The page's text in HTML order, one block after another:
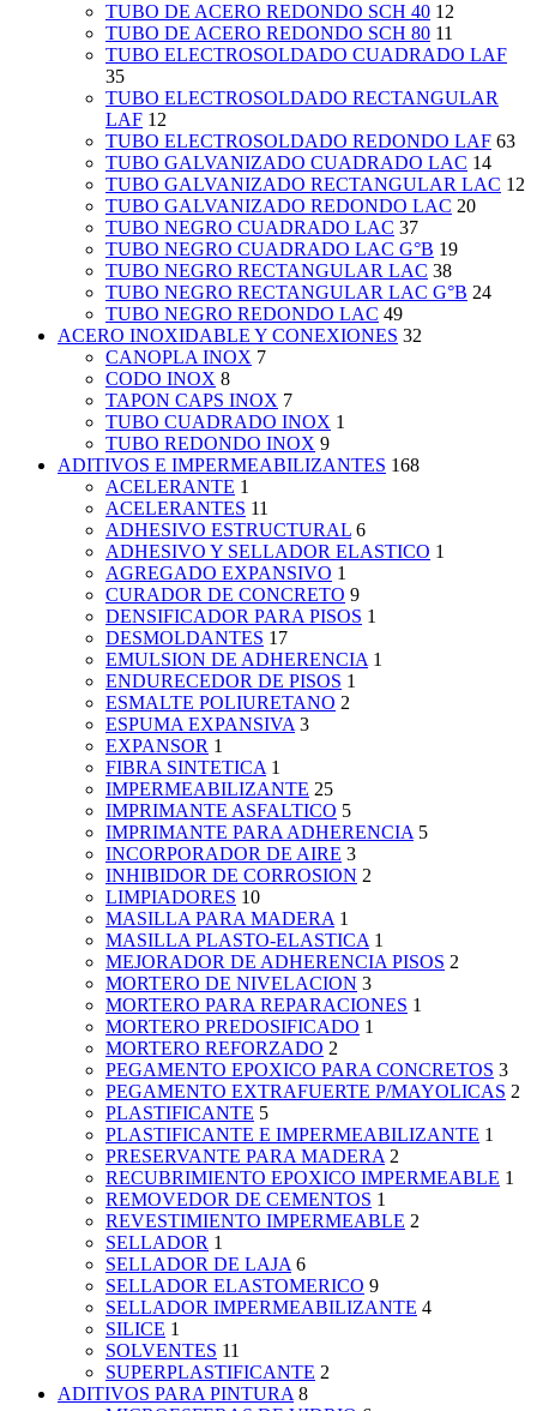
TUBO DE ACERO REDONDO SCH 40 12
TUBO DE ACERO REDONDO SCH 80 11
TUBO ELECTROSOLDADO CUADRADO LAF
35
TUBO ELECTROSOLDADO RECTANGULAR
LAF 12
TUBO ELECTROSOLDADO REDONDO LAF 63
TUBO GALVANIZADO CUADRADO LAC 14
TUBO GALVANIZADO RECTANGULAR LAC 12
TUBO GALVANIZADO REDONDO LAC 20
TUBO NEGRO CUADRADO LAC 37
TUBO NEGRO CUADRADO LAC G°B 19
TUBO NEGRO RECTANGULAR LAC 38
TUBO NEGRO RECTANGULAR LAC G°B 24
TUBO NEGRO REDONDO LAC 49
ACERO INOXIDABLE Y CONEXIONES 32
CANOPLA INOX 7
CODO INOX 8
TAPON CAPS INOX 7
TUBO CUADRADO INOX 1
TUBO REDONDO INOX 9
ADITIVOS E IMPERMEABILIZANTES 168
ACELERANTE 1
ACELERANTES 11
ADHESIVO ESTRUCTURAL 6
ADHESIVO Y SELLADOR ELASTICO 1
AGREGADO EXPANSIVO 1
CURADOR DE CONCRETO 9
DENSIFICADOR PARA PISOS 1
DESMOLDANTES 17
EMULSION DE ADHERENCIA 1
ENDURECEDOR DE PISOS 1
ESMALTE POLIURETANO 2
ESPUMA EXPANSIVA 3
EXPANSOR 1
FIBRA SINTETICA 1
IMPERMEABILIZANTE 25
IMPRIMANTE ASFALTICO 5
IMPRIMANTE PARA ADHERENCIA 5
INCORPORADOR DE AIRE 3
INHIBIDOR DE CORROSION 2
LIMPIADORES 10
MASILLA PARA MADERA 1
MASILLA PLASTO-ELASTICA 1
MEJORADOR DE ADHERENCIA PISOS 2
MORTERO DE NIVELACION 3
MORTERO PARA REPARACIONES 1
MORTERO PREDOSIFICADO 1
MORTERO REFORZADO 2
PEGAMENTO EPOXICO PARA CONCRETOS 3
PEGAMENTO EXTRAFUERTE P/MAYOLICAS 2
PLASTIFICANTE 5
PLASTIFICANTE E IMPERMEABILIZANTE 1
PRESERVANTE PARA MADERA 2
RECUBRIMIENTO EPOXICO IMPERMEABLE 1
REMOVEDOR DE CEMENTOS 1
REVESTIMIENTO IMPERMEABLE 2
SELLADOR 1
SELLADOR DE LAJA 6
SELLADOR ELASTOMERICO 9
SELLADOR IMPERMEABILIZANTE 4
SILICE 1
SOLVENTES 11
SUPERPLASTIFICANTE 2
ADITIVOS PARA PINTURA 8